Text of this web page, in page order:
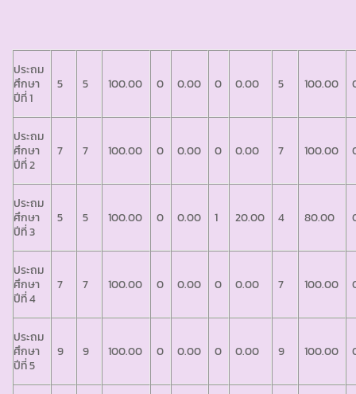
ประถม
ศึกษา
ปีที่ 1
5 5 100.00 0 0.00 0 0.00 5 100.00
ประถม
ศึกษา
ปีที่ 2
7 7 100.00 0 0.00 0 0.00 7 100.00
ประถม
ศึกษา
ปีที่ 3
5 5 100.00 0 0.00 1 20.00 4 80.00
ประถม
ศึกษา
ปีที่ 4
7 7 100.00 0 0.00 0 0.00 7 100.00
ประถม
ศึกษา
ปีที่ 5
9 9 100.00 0 0.00 0 0.00 9 100.00